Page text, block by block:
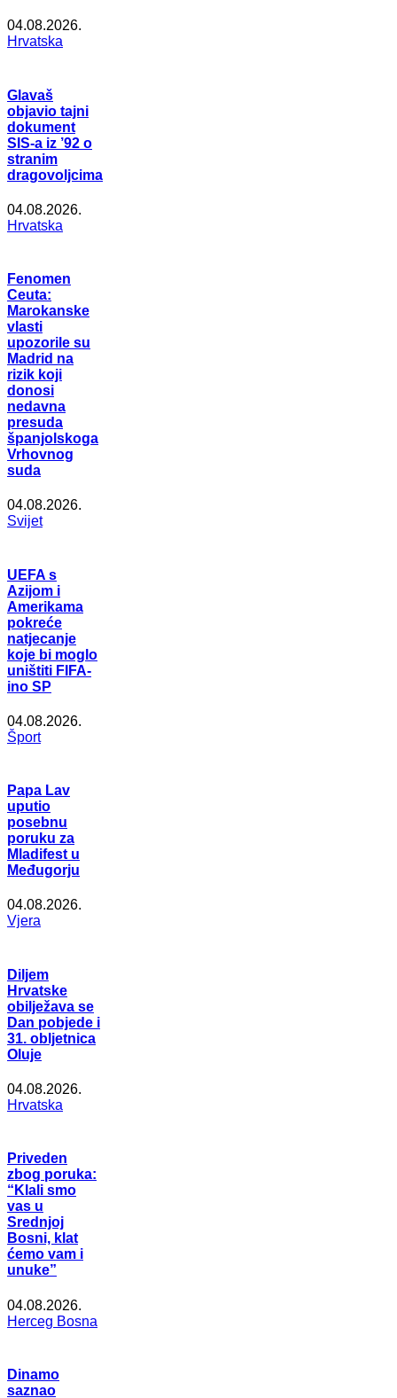
04.08.2026.
Hrvatska
Glavaš
objavio tajni
dokument
SIS-a iz ’92 o
stranim
dragovoljcima
04.08.2026.
Hrvatska
Fenomen
Ceuta:
Marokanske
vlasti
upozorile su
Madrid na
rizik koji
donosi
nedavna
presuda
španjolskoga
Vrhovnog
suda
04.08.2026.
Svijet
UEFA s
Azijom i
Amerikama
pokreće
natjecanje
koje bi moglo
uništiti FIFA-
ino SP
04.08.2026.
Šport
Papa Lav
uputio
posebnu
poruku za
Mladifest u
Međugorju
04.08.2026.
Vjera
Diljem
Hrvatske
obilježava se
Dan pobjede i
31. obljetnica
Oluje
04.08.2026.
Hrvatska
Priveden
zbog poruka:
“Klali smo
vas u
Srednjoj
Bosni, klat
ćemo vam i
unuke”
04.08.2026.
Herceg Bosna
Dinamo
saznao